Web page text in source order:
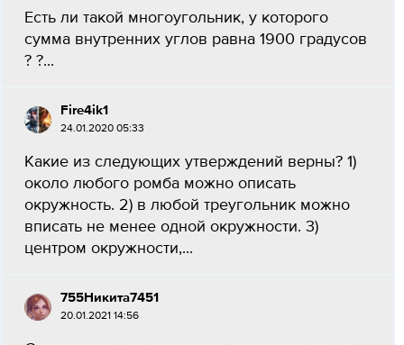
Есть ли такой многоугольник, у которого
сумма внутренних углов равна 1900 градусов
? ?...
Fire4ik1
24.01.2020 05:33
Какие из следующих утверждений верны? 1)
около любого ромба можно описать
окружность. 2) в любой треугольник можно
вписать не менее одной окружности. 3)
центром окружности,...
755Никита7451
20.01.2021 14:56